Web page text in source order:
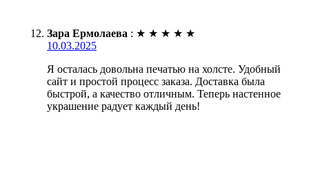
Зара Ермолаева : ★ ★ ★ ★ ★
10.03.2025
Я осталась довольна печатью на холсте. Удобный
сайт и простой процесс заказа. Доставка была
быстрой, а качество отличным. Теперь настенное
украшение радует каждый день!